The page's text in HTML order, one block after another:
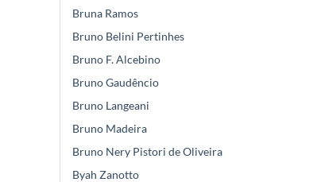
Bruna Ramos
Bruno Belini Pertinhes
Bruno F. Alcebino
Bruno Gaudêncio
Bruno Langeani
Bruno Madeira
Bruno Nery Pistori de Oliveira
Byah Zanotto